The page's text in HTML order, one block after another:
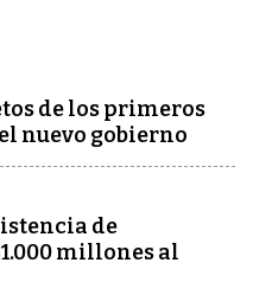
de los primeros
nuevo gobierno
de
millones al